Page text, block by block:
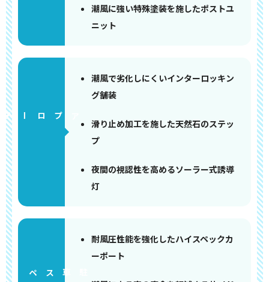
潮風に強い特殊塗装を施したポストユ
ニット
アプローチ
潮風で劣化しにくいインターロッキン
グ舗装
滑り止め加工を施した天然石のステッ
プ
夜間の視認性を高めるソーラー式誘導
灯
耐風圧性能を強化したハイスペックカ
ーポート